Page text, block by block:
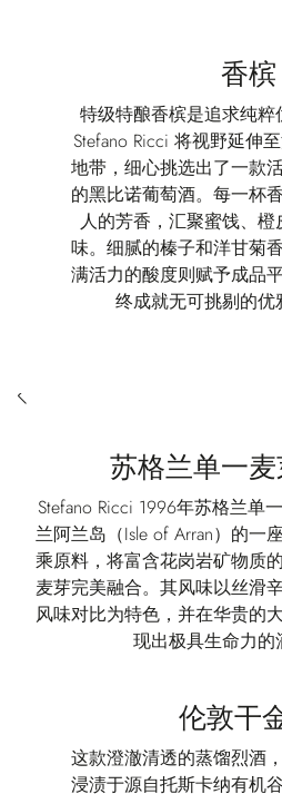
香槟
特级特酿香槟是追求纯粹
Stefano Ricci 将视野延伸
地带，细心挑选出了一款
的黑比诺葡萄酒。每一杯
人的芳香，汇聚蜜饯、
味。细腻的榛子和洋甘菊
满活力的酸度则赋予成品
终成就无可挑剔的优
苏格兰单一
Stefano Ricci 1996年苏格兰单
兰阿兰岛（Isle of Arran）的一
乘原料，将富含花岗岩矿物质
麦芽完美融合。其风味以丝滑
风味对比为特色，并在华贵的
现出极具生命力的
伦敦干
这款澄澈清透的蒸馏烈酒
浸渍于源自托斯卡纳有机